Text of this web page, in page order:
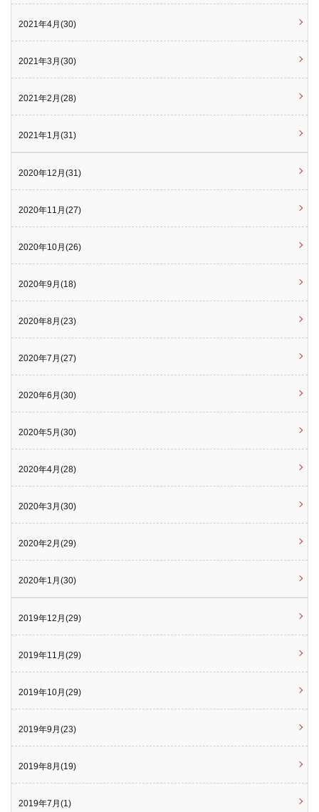
2021年4月(30)
2021年3月(30)
2021年2月(28)
2021年1月(31)
2020年12月(31)
2020年11月(27)
2020年10月(26)
2020年9月(18)
2020年8月(23)
2020年7月(27)
2020年6月(30)
2020年5月(30)
2020年4月(28)
2020年3月(30)
2020年2月(29)
2020年1月(30)
2019年12月(29)
2019年11月(29)
2019年10月(29)
2019年9月(23)
2019年8月(19)
2019年7月(1)